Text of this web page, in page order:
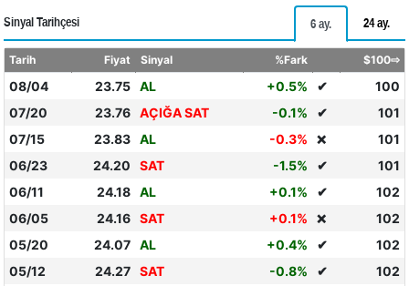
Sinyal Tarihçesi 6 ay. 24 ay.
Tarih Fiyat Sinyal %Fark $100⇨
08/04 23.75 AL +0.5% ✔
100
07/20
23.76 AÇIĞA SAT -0.1% ✔
101
07/15
23.83 AL -0.3% ❌
101
06/23
24.20 SAT -1.5% ✔
101
06/11
24.18 AL +0.1% ✔
102
06/05
24.16 SAT +0.1% ❌
102
05/20
24.07 AL +0.4% ✔
102
05/12
24.27 SAT -0.8% ✔
102